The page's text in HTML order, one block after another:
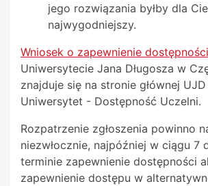
jego rozwiązania byłby dla
najwygodniejszy.
Wniosek o zapewnienie dostępności
Uniwersytecie Jana Długosza w
znajduje się na stronie głównej
Uniwersytet - Dostępność Uczelni.
Rozpatrzenie zgłoszenia powinno
niezwłocznie, najpóźniej w ciągu 7
terminie zapewnienie dostępności
zapewnienie dostępu w